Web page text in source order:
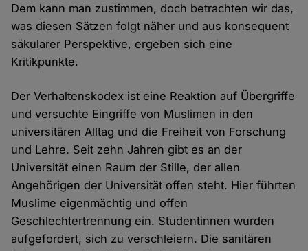
Dem kann man zustimmen, doch betrachten wir das,
was diesen Sätzen folgt näher und aus konsequent
säkularer Perspektive, ergeben sich eine
Kritikpunkte.
Der Verhaltenskodex ist eine Reaktion auf Übergriffe
und versuchte Eingriffe von Muslimen in den
universitären Alltag und die Freiheit von Forschung
und Lehre. Seit zehn Jahren gibt es an der
Universität einen Raum der Stille, der allen
Angehörigen der Universität offen steht. Hier führten
Muslime eigenmächtig und offen
Geschlechtertrennung ein. Studentinnen wurden
aufgefordert, sich zu verschleiern. Die sanitären